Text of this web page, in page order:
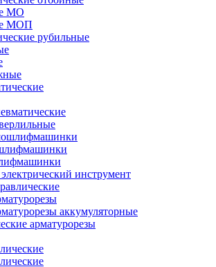
МО
МОП
рубильные
инструмент
аккумуляторные
арматурорезы